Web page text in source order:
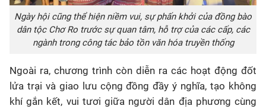
Ngày hội cũng thể hiện niềm vui, sự phấn khởi của đồng bào
dân tộc Chơ Ro trước sự quan tâm, hỗ trợ của các cấp, các
ngành trong công tác bảo tồn văn hóa truyền thống
Ngoài ra, chương trình còn diễn ra các hoạt động đốt
lửa trại và giao lưu cộng đồng đầy ý nghĩa, tạo không
khí gắn kết, vui tươi giữa người dân địa phương cùng